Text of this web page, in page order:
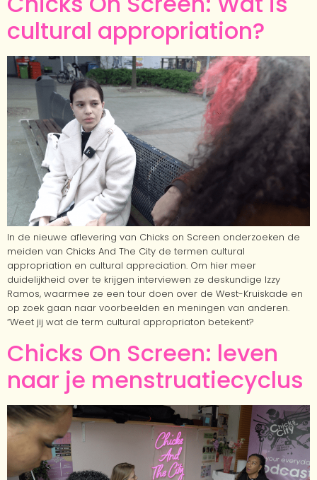
cultural appropriation?
In de nieuwe aflevering van Chicks on Screen onderzoeken de
meiden van Chicks And The City de termen cultural
appropriation en cultural appreciation. Om hier meer
duidelijkheid over te krijgen interviewen ze deskundige Izzy
Ramos, waarmee ze een tour doen over de West-Kruiskade en
op zoek gaan naar voorbeelden en meningen van anderen.
“Weet jij wat de term cultural appropriaton betekent?
Chicks On Screen: leven
naar je menstruatiecyclus